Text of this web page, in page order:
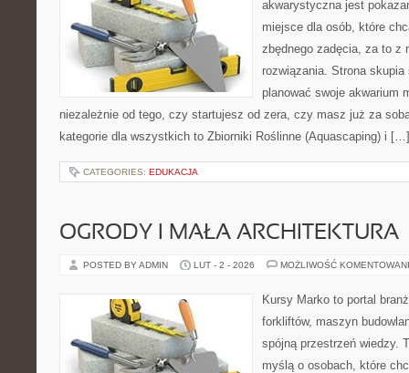
akwarystyczna jest
miejsce dla osób, które
zbędnego zadęcia, za to z
rozwiązania. Strona
planować swoje akwarium
niezależnie od tego, czy startujesz od zera, czy masz już za
kategorie dla wszystkich to Zbiorniki Roślinne (Aquascaping) i […]
CATEGORIES: EDUKACJA
OGRODY I MAŁA ARCHITEKTURA
POSTED BY ADMIN LUT - 2 - 2026 MOŻLIWOŚĆ
Kursy Marko to portal
forkliftów, maszyn
spójną przestrzeń wiedzy.
myślą o osobach, które